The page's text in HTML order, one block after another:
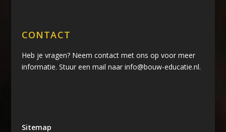
CONTACT
Heb je vragen? Neem contact met ons op voor meer
informatie. Stuur een mail naar info@bouw-educatie.nl.
Sitemap